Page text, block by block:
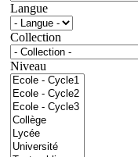
Langue
Collection
Niveau